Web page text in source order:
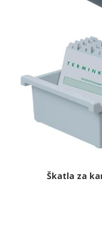
Škatla za